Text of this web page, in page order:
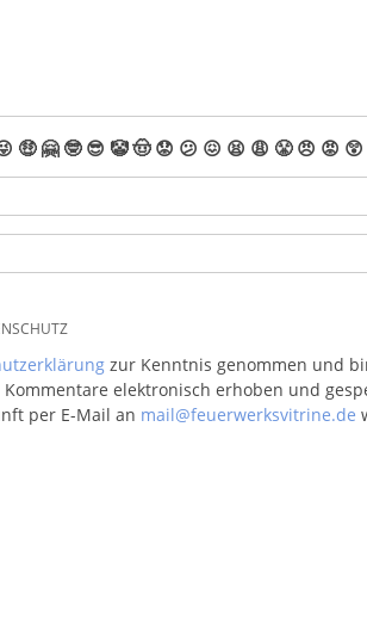
🤑 🤗 🤓 😎 🤡🤠 😟 😕 😖 😫 😩 😤 😠 😡 😲
zur Kenntnis genommen und
elektronisch erhoben und
per E-Mail an mail@feuerwerksvitrine.de